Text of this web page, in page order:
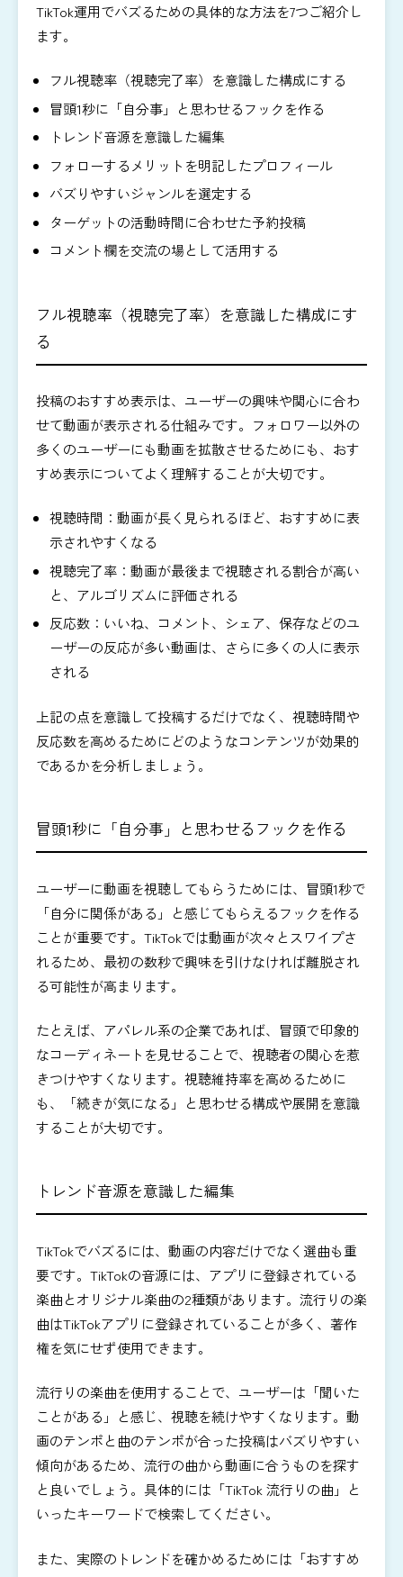
TikTok運用でバズるための具体的な方法を7つご紹介し
ます。
フル視聴率（視聴完了率）を意識した構成にする
冒頭1秒に「自分事」と思わせるフックを作る
トレンド音源を意識した編集
フォローするメリットを明記したプロフィール
バズりやすいジャンルを選定する
ターゲットの活動時間に合わせた予約投稿
コメント欄を交流の場として活用する
フル視聴率（視聴完了率）を意識した構成にす
る
投稿のおすすめ表示は、ユーザーの興味や関心に合わ
せて動画が表示される仕組みです。フォロワー以外の
多くのユーザーにも動画を拡散させるためにも、おす
すめ表示についてよく理解することが大切です。
視聴時間：動画が長く見られるほど、おすすめに表
示されやすくなる
視聴完了率：動画が最後まで視聴される割合が高い
と、アルゴリズムに評価される
反応数：いいね、コメント、シェア、保存などのユ
ーザーの反応が多い動画は、さらに多くの人に表示
される
上記の点を意識して投稿するだけでなく、視聴時間や
反応数を高めるためにどのようなコンテンツが効果的
であるかを分析しましょう。
冒頭1秒に「自分事」と思わせるフックを作る
ユーザーに動画を視聴してもらうためには、冒頭1秒で
「自分に関係がある」と感じてもらえるフックを作る
ことが重要です。TikTokでは動画が次々とスワイプさ
れるため、最初の数秒で興味を引けなければ離脱され
る可能性が高まります。
たとえば、アパレル系の企業であれば、冒頭で印象的
なコーディネートを見せることで、視聴者の関心を惹
きつけやすくなります。視聴維持率を高めるために
も、「続きが気になる」と思わせる構成や展開を意識
することが大切です。
トレンド音源を意識した編集
TikTokでバズるには、動画の内容だけでなく選曲も重
要です。TikTokの音源には、アプリに登録されている
楽曲とオリジナル楽曲の2種類があります。流行りの楽
曲はTikTokアプリに登録されていることが多く、著作
権を気にせず使用できます。
流行りの楽曲を使用することで、ユーザーは「聞いた
ことがある」と感じ、視聴を続けやすくなります。動
画のテンポと曲のテンポが合った投稿はバズりやすい
傾向があるため、流行の曲から動画に合うものを探す
と良いでしょう。具体的には「TikTok 流行りの曲」と
いったキーワードで検索してください。
また、実際のトレンドを確かめるためには「おすすめ